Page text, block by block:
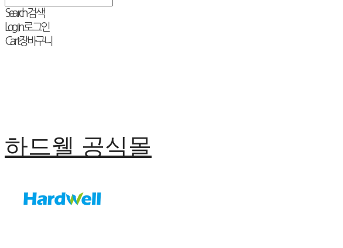
Search검색
Log In로그인
Cart장바구니
하드웰 공식몰